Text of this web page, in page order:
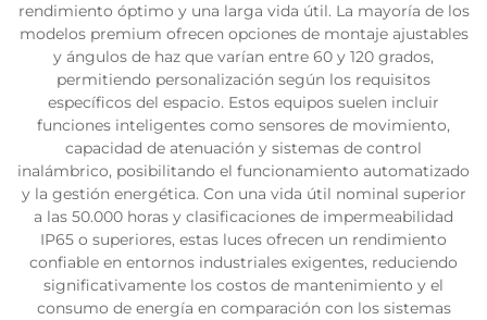
rendimiento óptimo y una larga vida útil. La mayoría de los
modelos premium ofrecen opciones de montaje ajustables
y ángulos de haz que varían entre 60 y 120 grados,
permitiendo personalización según los requisitos
específicos del espacio. Estos equipos suelen incluir
funciones inteligentes como sensores de movimiento,
capacidad de atenuación y sistemas de control
inalámbrico, posibilitando el funcionamiento automatizado
y la gestión energética. Con una vida útil nominal superior
a las 50.000 horas y clasificaciones de impermeabilidad
IP65 o superiores, estas luces ofrecen un rendimiento
confiable en entornos industriales exigentes, reduciendo
significativamente los costos de mantenimiento y el
consumo de energía en comparación con los sistemas